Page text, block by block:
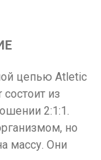
цепью Atletic
из
2:1:1.
но
массу. Они